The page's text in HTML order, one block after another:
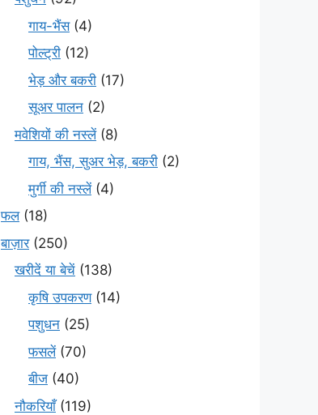
गाय-भैंस(4)
पोल्ट्री (12)
भेड़ और बकरी (17)
सूअर पालन (2)
मवेशियों की नस्लें(8)
गाय, भैंस, सुअर भेड़, बकरी (2)
मुर्गी की नस्लें(4)
फल(18)
बाज़ार(250)
खरीदें या बेचें (138)
कृषि उपकरण(14)
पशुधन (25)
फसलें(70)
बीज (40)
नौकरियाँ(119)